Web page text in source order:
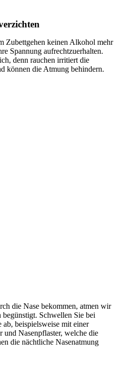
Zubettgehen keinen Alkohol mehr
Spannung aufrechtzuerhalten.
denn rauchen irritiert die
können die Atmung behindern.
die Nase bekommen, atmen wir
Schwellen Sie bei
ab, beispielsweise mit einer
und Nasenpflaster, welche die
die nächtliche Nasenatmung